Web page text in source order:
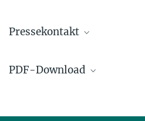
Pressekontakt
+49 391 6110
PDF-Download